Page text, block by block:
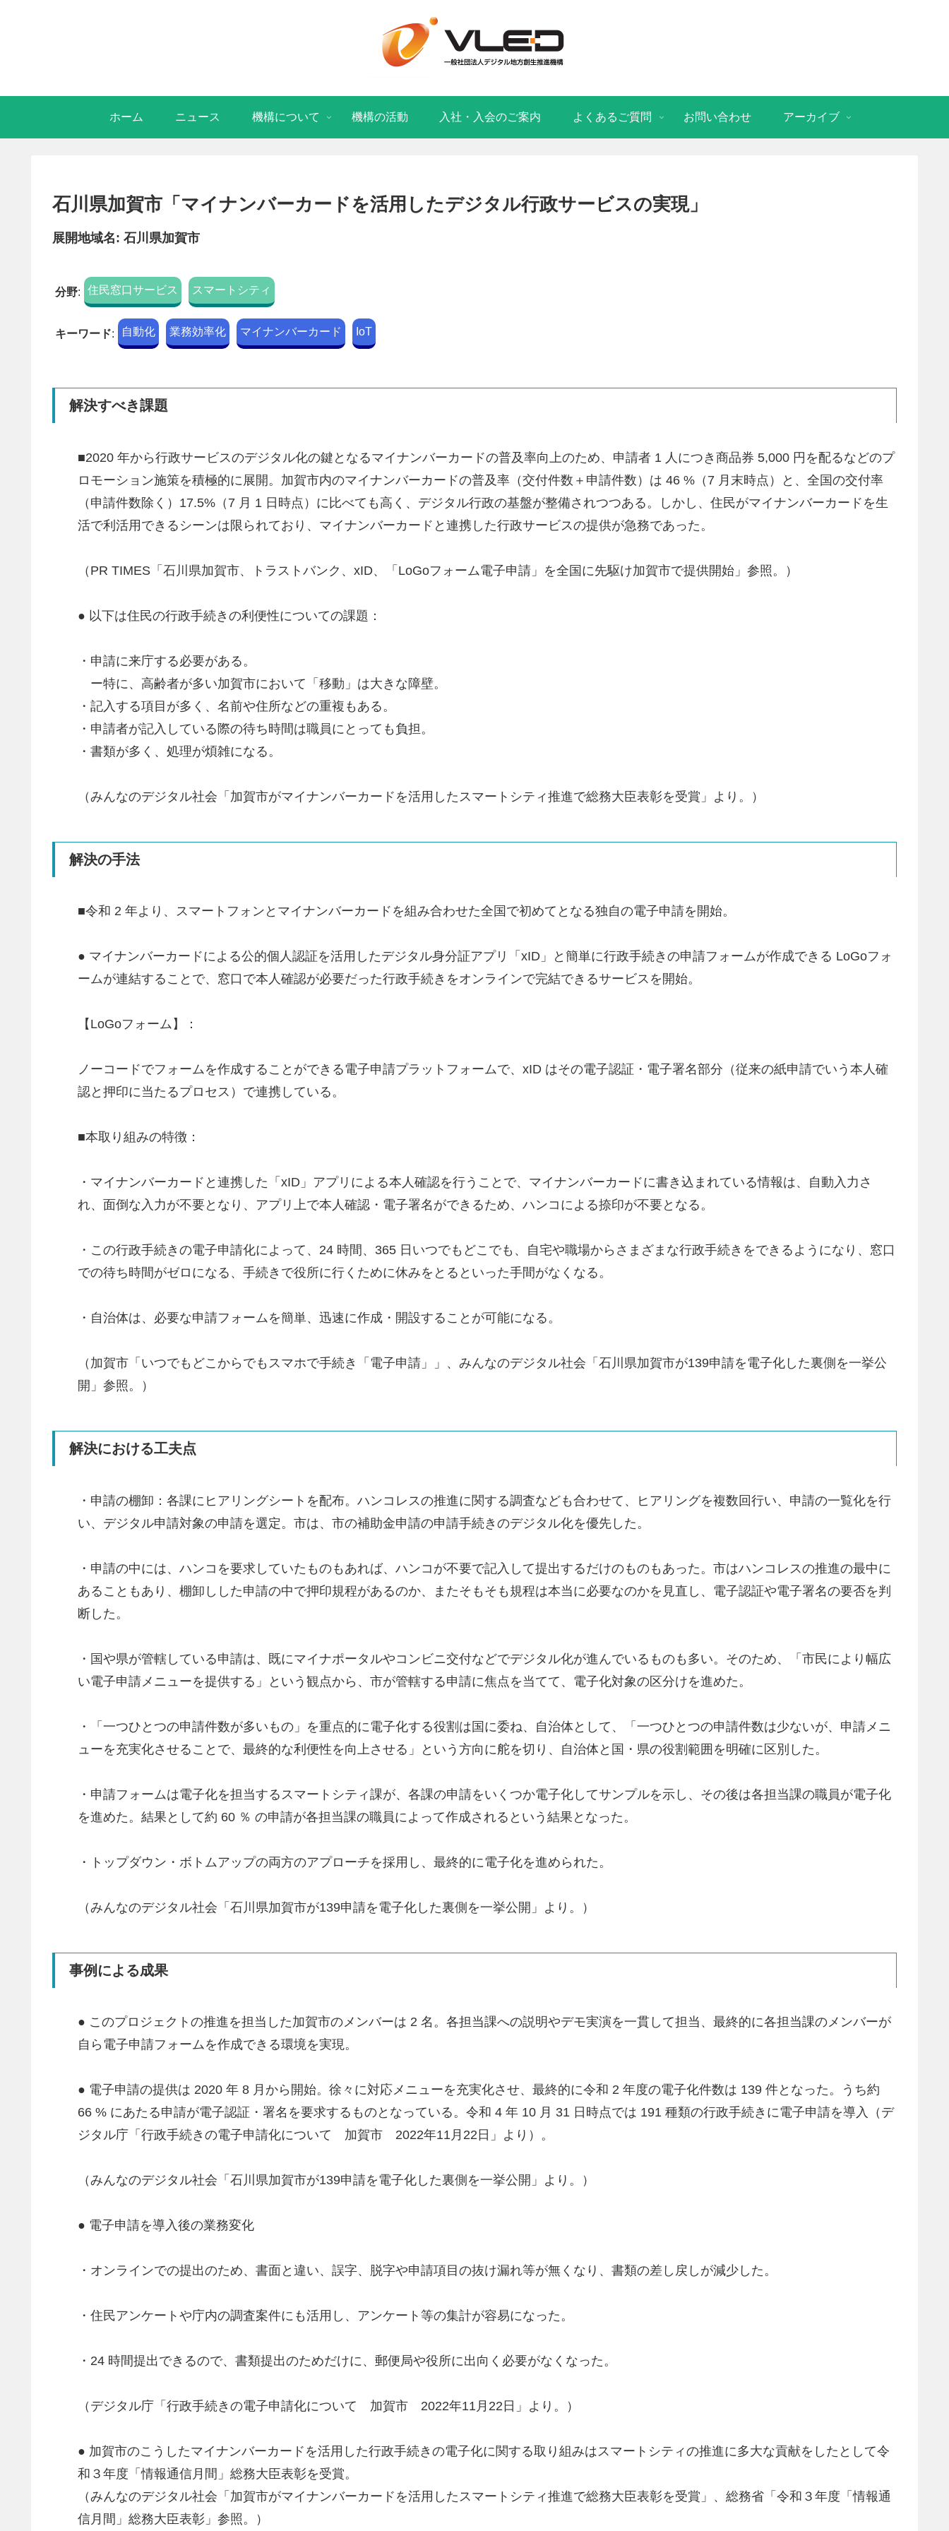
ホーム ニュース 機構について 機構の活動 入社・入会のご案内 よくあるご質問 お問い合わせ アーカイブ
石川県加賀市「マイナンバーカードを活用したデジタル行政サービスの実現」
展開地域名: 石川県加賀市
分野: 住民窓口サービス スマートシティ
キーワード: 自動化 業務効率化 マイナンバーカード IoT
解決すべき課題
■2020 年から行政サービスのデジタル化の鍵となるマイナンバーカードの普及率向上のため、申請者 1 人につき商品券 5,000 円を配るなどのプ
ロモーション施策を積極的に展開。加賀市内のマイナンバーカードの普及率（交付件数＋申請件数）は 46 %（7 月末時点）と、全国の交付率
（申請件数除く）17.5%（7 月 1 日時点）に比べても高く、デジタル行政の基盤が整備されつつある。しかし、住民がマイナンバーカードを生
活で利活用できるシーンは限られており、マイナンバーカードと連携した行政サービスの提供が急務であった。
（PR TIMES「石川県加賀市、トラストバンク、xID、「LoGoフォーム電子申請」を全国に先駆け加賀市で提供開始」参照。）
● 以下は住民の行政手続きの利便性についての課題：
・申請に来庁する必要がある。
ー特に、高齢者が多い加賀市において「移動」は大きな障壁。
・記入する項目が多く、名前や住所などの重複もある。
・申請者が記入している際の待ち時間は職員にとっても負担。
・書類が多く、処理が煩雑になる。
（みんなのデジタル社会「加賀市がマイナンバーカードを活用したスマートシティ推進で総務大臣表彰を受賞」より。）
解決の手法
■令和 2 年より、スマートフォンとマイナンバーカードを組み合わせた全国で初めてとなる独自の電子申請を開始。
● マイナンバーカードによる公的個人認証を活用したデジタル身分証アプリ「xID」と簡単に行政手続きの申請フォームが作成できる LoGoフォ
ームが連結することで、窓口で本人確認が必要だった行政手続きをオンラインで完結できるサービスを開始。
【LoGoフォーム】：
ノーコードでフォームを作成することができる電子申請プラットフォームで、xID はその電子認証・電子署名部分（従来の紙申請でいう本人確
認と押印に当たるプロセス）で連携している。
■本取り組みの特徴：
・マイナンバーカードと連携した「xID」アプリによる本人確認を行うことで、マイナンバーカードに書き込まれている情報は、自動入力さ
れ、面倒な入力が不要となり、アプリ上で本人確認・電子署名ができるため、ハンコによる捺印が不要となる。
・この行政手続きの電子申請化によって、24 時間、365 日いつでもどこでも、自宅や職場からさまざまな行政手続きをできるようになり、窓口
での待ち時間がゼロになる、手続きで役所に行くために休みをとるといった手間がなくなる。
・自治体は、必要な申請フォームを簡単、迅速に作成・開設することが可能になる。
（加賀市「いつでもどこからでもスマホで手続き「電子申請」」、みんなのデジタル社会「石川県加賀市が139申請を電子化した裏側を一挙公
開」参照。）
解決における工夫点
・申請の棚卸：各課にヒアリングシートを配布。ハンコレスの推進に関する調査なども合わせて、ヒアリングを複数回行い、申請の一覧化を行
い、デジタル申請対象の申請を選定。市は、市の補助金申請の申請手続きのデジタル化を優先した。
・申請の中には、ハンコを要求していたものもあれば、ハンコが不要で記入して提出するだけのものもあった。市はハンコレスの推進の最中に
あることもあり、棚卸しした申請の中で押印規程があるのか、またそもそも規程は本当に必要なのかを見直し、電子認証や電子署名の要否を判
断した。
・国や県が管轄している申請は、既にマイナポータルやコンビニ交付などでデジタル化が進んでいるものも多い。そのため、「市民により幅広
い電子申請メニューを提供する」という観点から、市が管轄する申請に焦点を当てて、電子化対象の区分けを進めた。
・「一つひとつの申請件数が多いもの」を重点的に電子化する役割は国に委ね、自治体として、「一つひとつの申請件数は少ないが、申請メニ
ューを充実化させることで、最終的な利便性を向上させる」という方向に舵を切り、自治体と国・県の役割範囲を明確に区別した。
・申請フォームは電子化を担当するスマートシティ課が、各課の申請をいくつか電子化してサンプルを示し、その後は各担当課の職員が電子化
を進めた。結果として約 60 ％ の申請が各担当課の職員によって作成されるという結果となった。
・トップダウン・ボトムアップの両方のアプローチを採用し、最終的に電子化を進められた。
（みんなのデジタル社会「石川県加賀市が139申請を電子化した裏側を一挙公開」より。）
事例による成果
● このプロジェクトの推進を担当した加賀市のメンバーは 2 名。各担当課への説明やデモ実演を一貫して担当、最終的に各担当課のメンバーが
自ら電子申請フォームを作成できる環境を実現。
● 電子申請の提供は 2020 年 8 月から開始。徐々に対応メニューを充実化させ、最終的に令和 2 年度の電子化件数は 139 件となった。うち約
66 % にあたる申請が電子認証・署名を要求するものとなっている。令和 4 年 10 月 31 日時点では 191 種類の行政手続きに電子申請を導入（デ
ジタル庁「行政手続きの電子申請化について 加賀市 2022年11月22日」より）。
（みんなのデジタル社会「石川県加賀市が139申請を電子化した裏側を一挙公開」より。）
● 電子申請を導入後の業務変化
・オンラインでの提出のため、書面と違い、誤字、脱字や申請項目の抜け漏れ等が無くなり、書類の差し戻しが減少した。
・住民アンケートや庁内の調査案件にも活用し、アンケート等の集計が容易になった。
・24 時間提出できるので、書類提出のためだけに、郵便局や役所に出向く必要がなくなった。
（デジタル庁「行政手続きの電子申請化について 加賀市 2022年11月22日」より。）
● 加賀市のこうしたマイナンバーカードを活用した行政手続きの電子化に関する取り組みはスマートシティの推進に多大な貢献をしたとして令
和３年度「情報通信月間」総務大臣表彰を受賞。
（みんなのデジタル社会「加賀市がマイナンバーカードを活用したスマートシティ推進で総務大臣表彰を受賞」、総務省「令和３年度「情報通
信月間」総務大臣表彰」参照。）